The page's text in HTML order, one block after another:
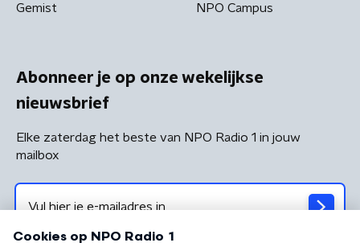
Gemist NPO Campus
Abonneer je op onze wekelijkse
nieuwsbrief
Elke zaterdag het beste van NPO Radio 1 in jouw
mailbox